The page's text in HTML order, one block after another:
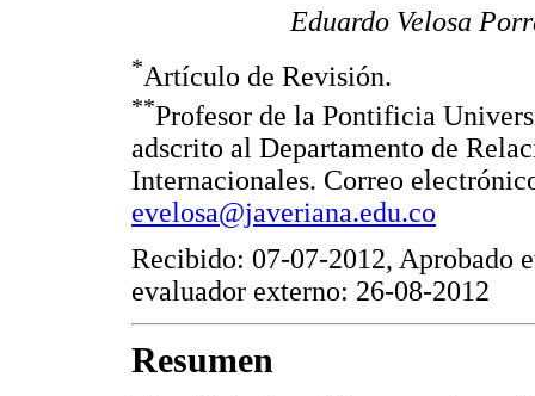
Eduardo Velosa
*Artículo de Revisión.
**Profesor de la Pontificia
adscrito al Departamento de
Internacionales. Correo
evelosa@javeriana.edu.co
Recibido: 07-07-2012, Aprobado
evaluador externo: 26-08-2012
Resumen